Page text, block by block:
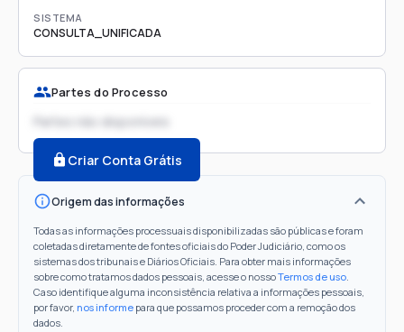
SISTEMA
CONSULTA_UNIFICADA
Partes do Processo
Partes não disponíveis
Criar Conta Grátis
Origem das informações
Todas as informações processuais disponibilizadas são públicas e foram
coletadas diretamente de fontes oficiais do Poder Judiciário, como os
sistemas dos tribunais e Diários Oficiais. Para obter mais informações
sobre como tratamos dados pessoais, acesse o nossoTermos de uso.
Caso identifique alguma inconsistência relativa a informações pessoais,
por favor, nos informe para que possamos proceder com a remoção dos
dados.